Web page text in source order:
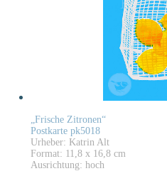
„Frische Zitronen“
Postkarte pk5018
Urheber: Katrin Alt
Format: 11,8 x 16,8 cm
Ausrichtung: hoch